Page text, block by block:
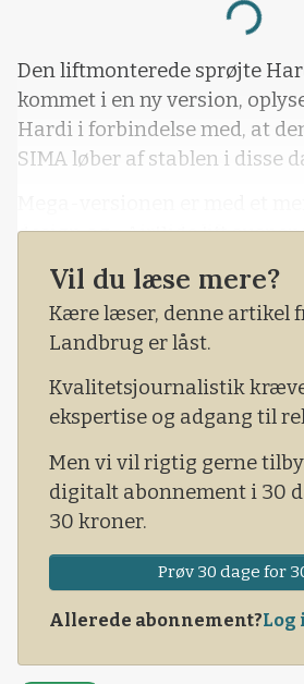
Loading...
Den liftmonterede sprøjte
kommet i en ny version,
Hardi i forbindelse med, at
SIMA løber af stablen i disse
design og »AirRide lift
kører, reducerer dette
maskinen og stabiliserer
Dertil kommer, at føreren får
Vil du læse mere?
Kære læser, denne artikel
Landbrug er låst.
Kvalitetsjournalistik
ekspertise og adgang til
Men vi vil rigtig gerne
digitalt abonnement i 30
30 kroner.
Prøv 30 dage for
Allerede abonnement?Log